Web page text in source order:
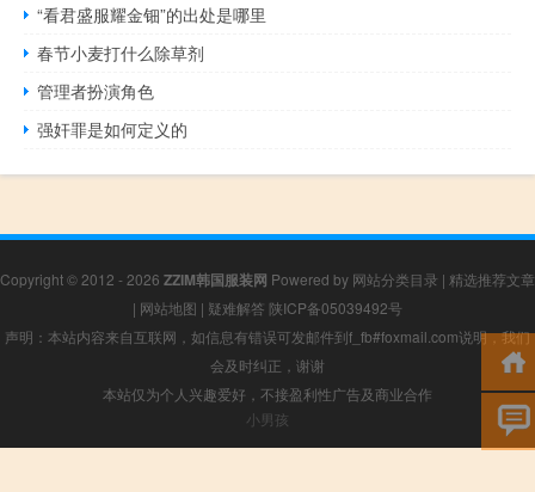
“看君盛服耀金钿”的出处是哪里
春节小麦打什么除草剂
管理者扮演角色
强奸罪是如何定义的
Copyright © 2012 - 2026 ZZIM韩国服装网 Powered by 网站分类目录 | 精选推荐文章
| 网站地图 | 疑难解答 陕ICP备05039492号
声明：本站内容来自互联网，如信息有错误可发邮件到f_fb#foxmail.com说明，我们
会及时纠正，谢谢
本站仅为个人兴趣爱好，不接盈利性广告及商业合作
小男孩